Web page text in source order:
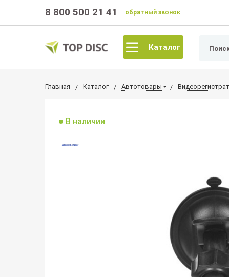
8 800 500 21 41 обратный звонок
Каталог
Главная Каталог Автотовары
В наличии